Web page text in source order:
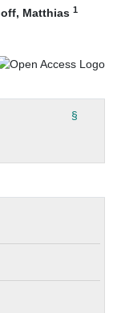
Matthias 1
§